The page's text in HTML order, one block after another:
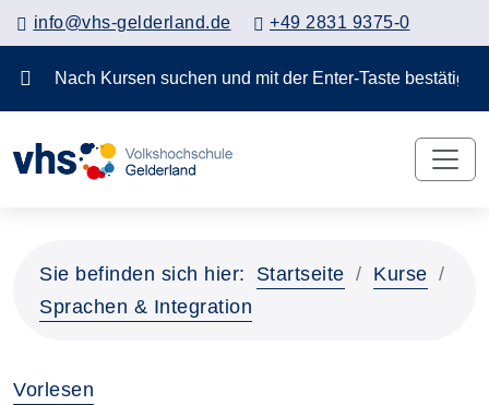
info@vhs-gelderland.de +49 2831 9375-0
Sie befinden sich hier: Startseite
Kurse
Sprachen & Integration
Vorlesen